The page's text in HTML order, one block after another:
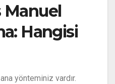
Manuel
Hangisi
yönteminiz vardır.